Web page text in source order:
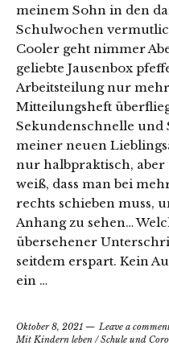
meinem Sohn in den
Schulwochen
Cooler geht nimmer
geliebte Jausenbox
Arbeitsteilung nur
Mitteilungsheft
Sekundenschnelle und
meiner neuen
nur halbpraktisch, aber
weiß, dass man bei
rechts schieben muss,
Anhang zu sehen…
übersehener
seitdem erspart. Kein
ein …
Oktober 8, 2021
Leave a
Mit Kindern leben /Schule und